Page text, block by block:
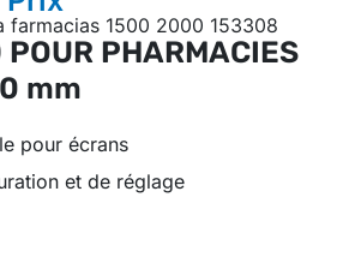
POUR PHARMACIES
mm
pour écrans
et de réglage